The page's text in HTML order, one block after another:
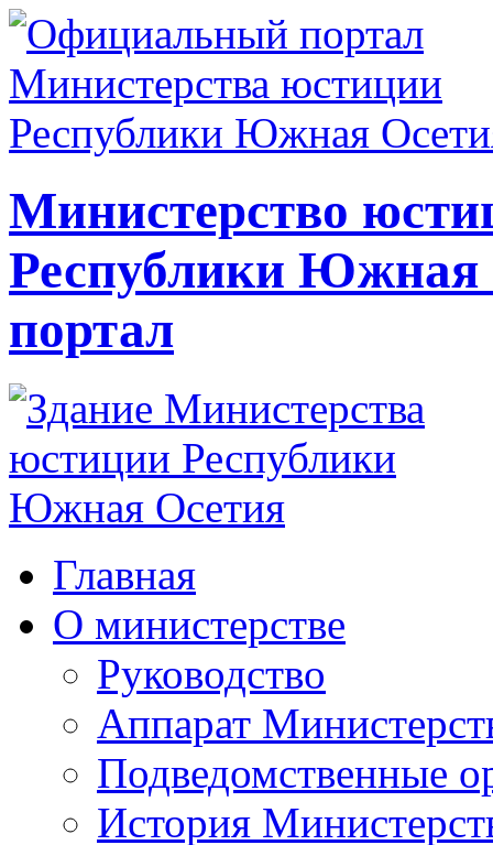
Министерство
Республики
портал
Главная
О министерстве
Руководство
Аппарат
Подведомственные
История